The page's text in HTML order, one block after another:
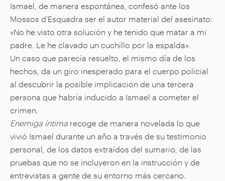
Ismael, de manera espontánea, confesó ante los
Mossos d'Esquadra ser el autor material del asesinato:
«No he visto otra solución y he tenido que matar a mi
padre. Le he clavado un cuchillo por la espalda».
Un caso que parecía resuelto, el mismo día de los
hechos, da un giro inesperado para el cuerpo policial
al descubrir la posible implicación de una tercera
persona que habría inducido a Ismael a cometer el
crimen.
Enemiga íntima recoge de manera novelada lo que
vivió Ismael durante un año a través de su testimonio
personal, de los datos extraídos del sumario, de las
pruebas que no se incluyeron en la instrucción y de
entrevistas a gente de su entorno más cercano.